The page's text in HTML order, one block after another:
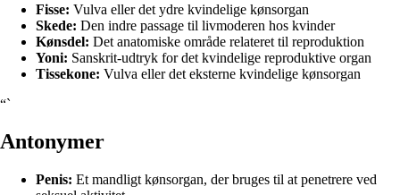
Fisse: Vulva eller det ydre kvindelige kønsorgan
Skede: Den indre passage til livmoderen hos kvinder
Kønsdel: Det anatomiske område relateret til reproduktion
Yoni: Sanskrit-udtryk for det kvindelige reproduktive organ
Tissekone: Vulva eller det eksterne kvindelige kønsorgan
“`
Antonymer
Penis: Et mandligt kønsorgan, der bruges til at penetrere ved